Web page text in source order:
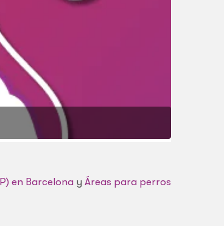
en Barcelona y Áreas para perros